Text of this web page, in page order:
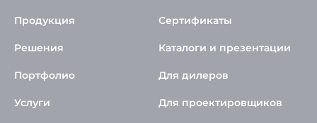
Продукция
Решения
Портфолио
Услуги
Сертификаты
Каталоги и презентации
Для дилеров
Для проектировщиков